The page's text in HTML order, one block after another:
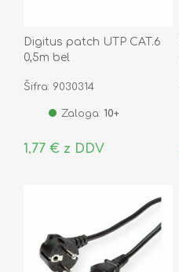
Digitus patch UTP CAT.6
0,5m bel
Šifra: 9030314
Zaloga: 10+
1,77 € z DDV